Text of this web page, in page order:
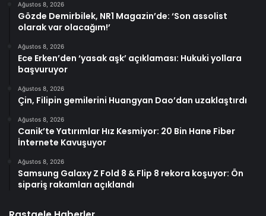
Ağustos 8, 2026
Gözde Demirbilek, NR1 Magazin’de: ‘Son assolist
olarak var olacağım!’
Ağustos 8, 2026
Ece Erken’den ‘yasak aşk’ açıklaması: Hukuki yollara
başvuruyor
Ağustos 8, 2026
Çin, Filipin gemilerini Huangyan Dao’dan uzaklaştırdı
Ağustos 8, 2026
Canik’te Yatırımlar Hız Kesmiyor: 20 Bin Hane Fiber
İnternete Kavuşuyor
Ağustos 8, 2026
Samsung Galaxy Z Fold 8 & Flip 8 rekora koşuyor: Ön
sipariş rakamları açıklandı